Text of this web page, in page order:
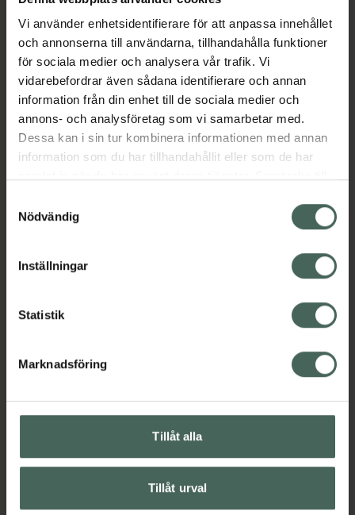
Vi använder enhetsidentifierare för att anpassa innehållet
och annonserna till användarna, tillhandahålla funktioner
för sociala medier och analysera vår trafik. Vi
vidarebefordrar även sådana identifierare och annan
information från din enhet till de sociala medier och
annons- och analysföretag som vi samarbetar med.
Dessa kan i sin tur kombinera informationen med annan
information som du har tillhandahållit eller som de har
återkalla ditt samtycke via webbplatsens
cookieinställningar. Ett återkallat samtycke påverkar inte
lagligheten av behandling som skett innan återkallelsen.
Nödvändig
Inställningar
Statistik
Marknadsföring
Tillåt alla
Tillåt urval
Detta micellära vatten är berikat med
rosextrakt och består till 99% av ingredienser
av naturligt ursprung. Dess delikata doft av ros
och fräscha, icke-klibbiga konsistens ger
komfort och en omedelbar känsla av
välbefinnande.
Jämförpris 2,28 kr /ml
EAN:03264680043444
Kategorier:
Innehåll Visa
Instruktioner Visa
Upptäck flera produkter inom
Hudvård
Micellärvatten